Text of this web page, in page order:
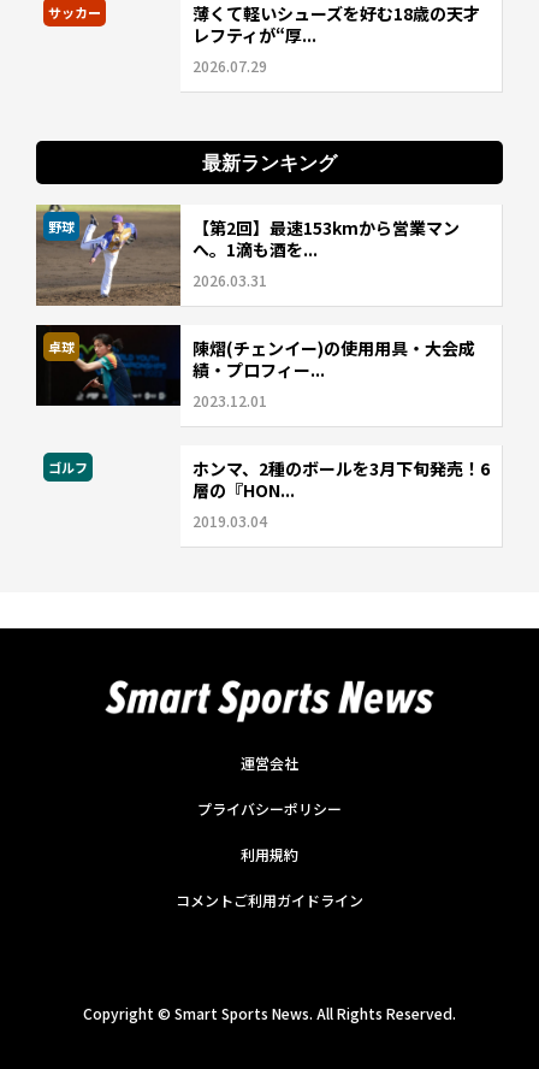
サッカー
薄くて軽いシューズを好む18歳の天才
レフティが“厚...
2026.07.29
最新ランキング
野球
【第2回】最速153kmから営業マン
へ。1滴も酒を...
2026.03.31
卓球
陳熠(チェンイー)の使用用具・大会成
績・プロフィー...
2023.12.01
ゴルフ
ホンマ、2種のボールを3月下旬発売！6
層の『HON...
2019.03.04
運営会社
プライバシーポリシー
利用規約
コメントご利用ガイドライン
Copyright © Smart Sports News. All Rights Reserved.